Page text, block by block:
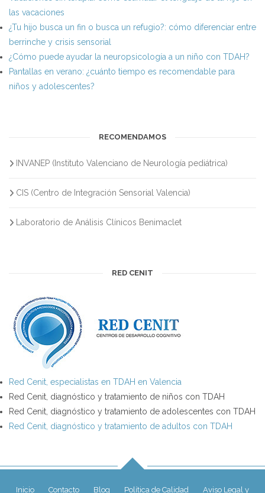
las vacaciones
¿Tu hijo busca un fin o busca un refugio?: cómo diferenciar entre
berrinche y crisis sensorial
¿Cómo puede ayudar la neuropsicología a un niño con TDAH?
Pantallas en verano: ¿cuánto tiempo es recomendable para
niños y adolescentes?
RECOMENDAMOS
INVANEP (Instituto Valenciano de Neurología pediátrica)
CIS (Centro de Integración Sensorial Valencia)
Laboratorio de Análisis Clínicos Benimaclet
RED CENIT
Red Cenit, especialistas en TDAH en Valencia
Red Cenit, diagnóstico y tratamiento de niños con TDAH
Red Cenit, diagnóstico y tratamiento de adolescentes con TDAH
Red Cenit, diagnóstico y tratamiento de adultos con TDAH
Inicio Contacto Blog Política de Calidad Aviso Legal y